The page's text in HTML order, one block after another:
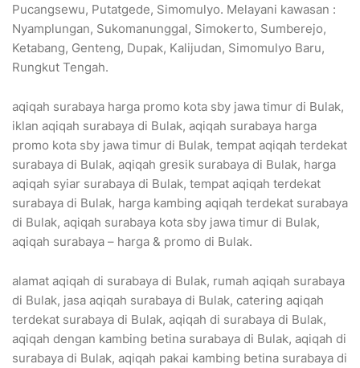
Pucangsewu, Putatgede, Simomulyo. Melayani kawasan :
Nyamplungan, Sukomanunggal, Simokerto, Sumberejo,
Ketabang, Genteng, Dupak, Kalijudan, Simomulyo Baru,
Rungkut Tengah.
aqiqah surabaya harga promo kota sby jawa timur di Bulak,
iklan aqiqah surabaya di Bulak, aqiqah surabaya harga
promo kota sby jawa timur di Bulak, tempat aqiqah terdekat
surabaya di Bulak, aqiqah gresik surabaya di Bulak, harga
aqiqah syiar surabaya di Bulak, tempat aqiqah terdekat
surabaya di Bulak, harga kambing aqiqah terdekat surabaya
di Bulak, aqiqah surabaya kota sby jawa timur di Bulak,
aqiqah surabaya – harga & promo di Bulak.
alamat aqiqah di surabaya di Bulak, rumah aqiqah surabaya
di Bulak, jasa aqiqah surabaya di Bulak, catering aqiqah
terdekat surabaya di Bulak, aqiqah di surabaya di Bulak,
aqiqah dengan kambing betina surabaya di Bulak, aqiqah di
surabaya di Bulak, aqiqah pakai kambing betina surabaya di